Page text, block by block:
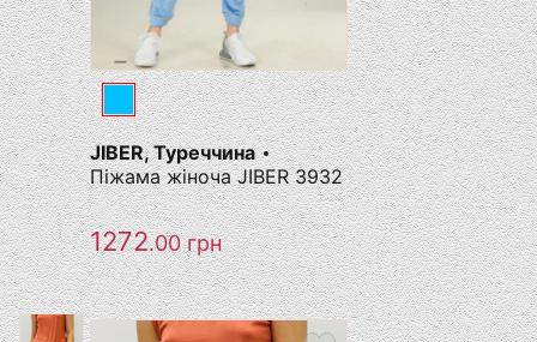
JIBER, Туреччина
Піжама жіноча JIBER 3932
1272.00грн